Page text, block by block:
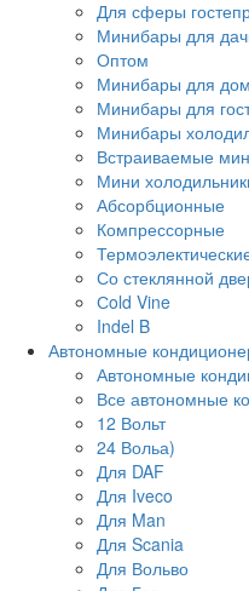
Для сферы
Минибары для
Оптом
Минибары для
Минибары для
Минибары
Встраиваемые
Мини
Абсорбционные
Компрессорные
Со стеклянной
Сold Vine
Indel B
Автономные
Автономные
Все автономные
12 Вольт
24 Вольа)
Для DAF
Для Iveco
Для Man
Для Scania
Для Вольво